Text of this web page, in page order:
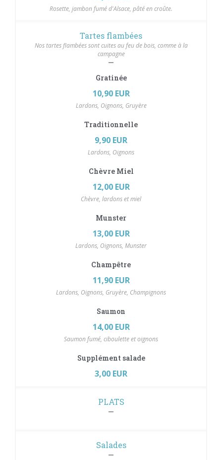
Rosette, jambon fumé d'Alsace, pâté en croûte.
Tartes flambées
Nos tartes flambées sont cuites au feu de bois, comme à la
campagne
Gratinée
10,90 EUR
Lardons, Oignons, Gruyère
Traditionnelle
9,90 EUR
Lardons, Oignons
Chèvre Miel
12,00 EUR
Chèvre, lardons et miel
Munster
13,00 EUR
Lardons, Oignons, Munster
Champêtre
11,90 EUR
Lardons, Oignons, Gruyère, Champignons
Saumon
14,00 EUR
Saumon fumé, ciboulette et oignons
Supplément salade
3,00 EUR
PLATS
Salades